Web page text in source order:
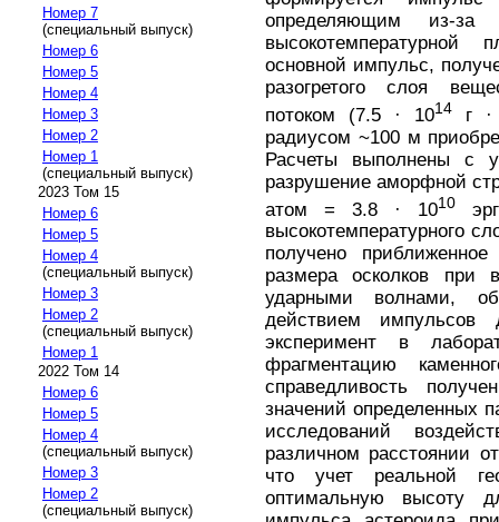
Номер 7
(специальный выпуск)
Номер 6
Номер 5
Номер 4
Номер 3
Номер 2
Номер 1
(специальный выпуск)
2023 Том 15
Номер 6
Номер 5
Номер 4
(специальный выпуск)
Номер 3
Номер 2
(специальный выпуск)
Номер 1
2022 Том 14
Номер 6
Номер 5
Номер 4
(специальный выпуск)
Номер 3
Номер 2
(специальный выпуск)
определяющим из-
основной импульс,
разогретого слоя
потоком (7.5 · 1014 г ·
радиусом ~100 м
Расчеты выполнены с
разрушение аморфной
атом = 3.8 · 1010
высокотемпературного
получено
размера осколков при
ударными волнами,
действием импульсов
эксперимент в
фрагментацию
справедливость
значений определенных
исследований
различном расстоянии
что учет реальной
оптимальную высоту